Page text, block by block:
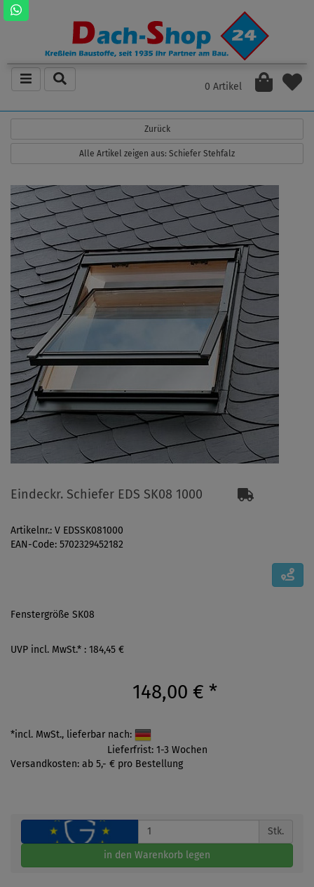
0 Artikel
Zurück
Alle Artikel zeigen aus: Schiefer Stehfalz
Eindeckr. Schiefer EDS SK08 1000
Artikelnr.: V EDSSK081000
EAN-Code: 5702329452182
Fenstergröße SK08
UVP incl. MwSt.* : 184,45 €
148,00 € *
*incl. MwSt., lieferbar nach:
Lieferfrist: 1-3 Wochen
Versandkosten: ab 5,- € pro Bestellung
Stk.
in den Warenkorb legen